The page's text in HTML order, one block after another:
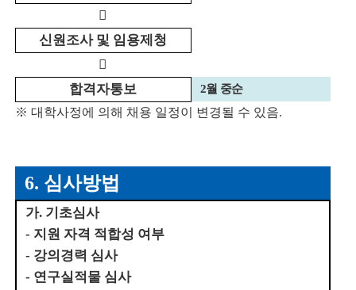

신원조사 및 임용제청

합격자통보
2월 중순
※ 대학사정에 의해 채용 일정이 변경될 수 있음.
6. 심사방법
가. 기초심사
- 지원 자격 적합성 여부
- 강의경력 심사
- 연구실적물 심사